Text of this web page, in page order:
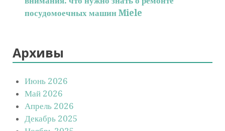
посудомоечных машин Miele
Архивы
Июнь 2026
Май 2026
Апрель 2026
Декабрь 2025